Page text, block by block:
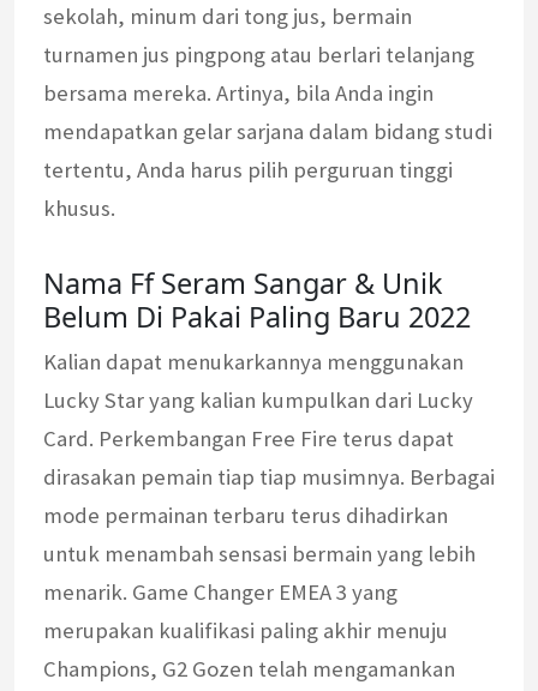
sekolah, minum dari tong jus, bermain
turnamen jus pingpong atau berlari telanjang
bersama mereka. Artinya, bila Anda ingin
mendapatkan gelar sarjana dalam bidang studi
tertentu, Anda harus pilih perguruan tinggi
khusus.
Nama Ff Seram Sangar & Unik
Belum Di Pakai Paling Baru 2022
Kalian dapat menukarkannya menggunakan
Lucky Star yang kalian kumpulkan dari Lucky
Card. Perkembangan Free Fire terus dapat
dirasakan pemain tiap tiap musimnya. Berbagai
mode permainan terbaru terus dihadirkan
untuk menambah sensasi bermain yang lebih
menarik. Game Changer EMEA 3 yang
merupakan kualifikasi paling akhir menuju
Champions, G2 Gozen telah mengamankan